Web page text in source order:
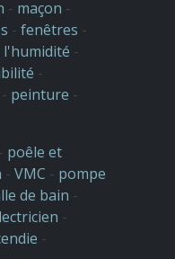
- maçon -
- fenêtres -
-
-
- peinture -
- poêle et
- VMC - pompe
de bain -
-
-